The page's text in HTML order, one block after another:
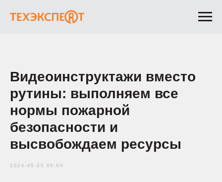
Видеоинструктажи вместо
рутины: выполняем все
нормы пожарной
безопасности и
высвобождаем ресурсы
2026-05-25 09:00